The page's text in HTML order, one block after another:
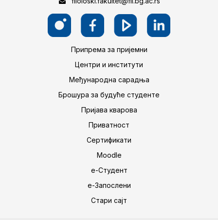
Припрема за пријемни
Центри и институти
Међународна сарадња
Брошура за будуће студенте
Пријава кварова
Приватност
Сертификати
Moodle
е-Студент
е-Запослени
Стари сајт